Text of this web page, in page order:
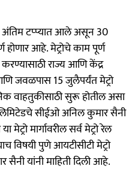
अंतिम टप्प्यात आले असून 30
होणार आहे. मेट्रोचे काम पूर्ण
करण्यासाठी राज्य आणि केंद्र
जवळपास 15 जुलैपर्यंत मेट्रो
वाहतुकीसाठी सुरू होतील असा
सीईओ अनिल कुमार सैनी
मार्गावरील सर्व मेट्रो रेल
विषयी पुणे आयटीसीटी मेट्रो
यांनी माहिती दिली आहे.